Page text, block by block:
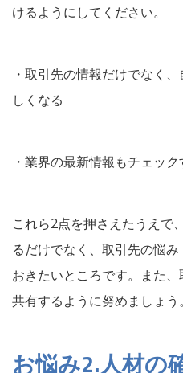
けるようにしてください。
・取引先の情報だけでなく
しくなる
・業界の最新情報もチェック
これら2点を押さえたうえで
るだけでなく、取引先の悩
おきたいところです。また
共有するように努めましょう。
お悩み2.人材の